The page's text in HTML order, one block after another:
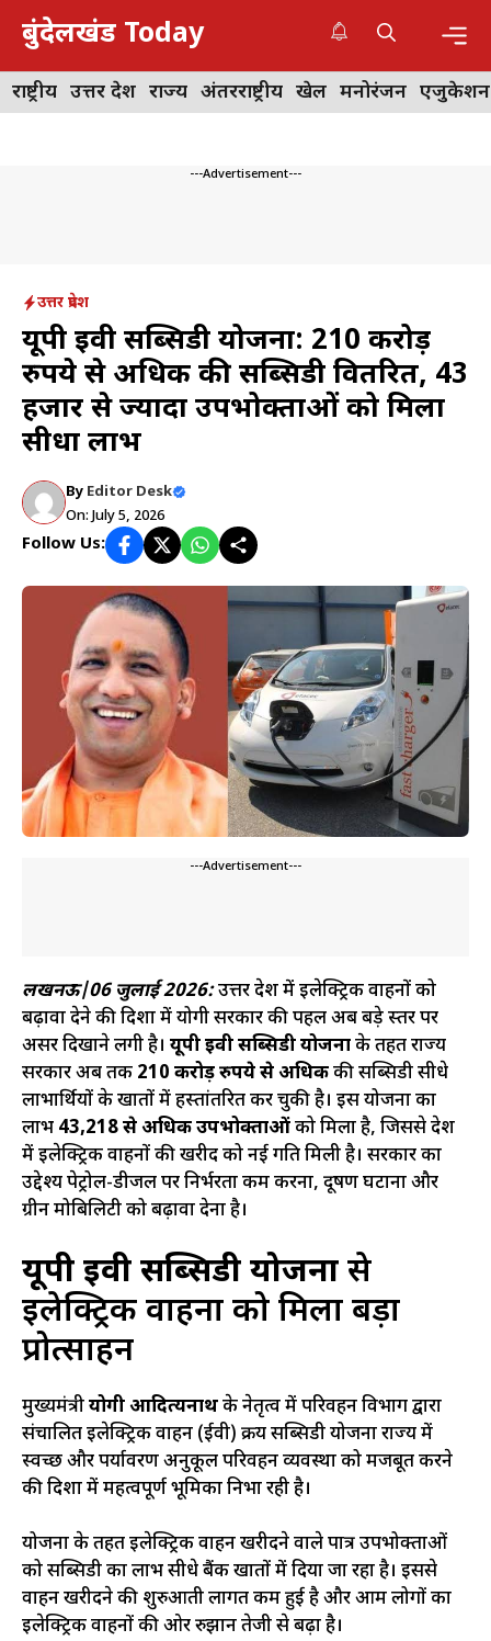
Skip
content
बुंदेलखंड Today
राष्ट्रीय उत्तर प्रदेश राज्य अंतरराष्ट्रीय खेल मनोरंजन एजुकेशन
---Advertisement---
उत्तर प्रदेश
यूपी ईवी सब्सिडी योजना: 210 करोड़
रुपये से अधिक की सब्सिडी वितरित, 43
हजार से ज्यादा उपभोक्ताओं को मिला
सीधा लाभ
By Editor Desk
On: July 5, 2026
Follow Us:
---Advertisement---
लखनऊ|06 जुलाई 2026:उत्तर प्रदेश में इलेक्ट्रिक वाहनों को
बढ़ावा देने की दिशा में योगी सरकार की पहल अब बड़े स्तर पर
असर दिखाने लगी है। यूपी ईवी सब्सिडी योजनाके तहत राज्य
सरकार अब तक 210 करोड़ रुपये से अधिककी सब्सिडी सीधे
लाभार्थियों के खातों में हस्तांतरित कर चुकी है। इस योजना का
लाभ 43,218 से अधिक उपभोक्ताओंको मिला है, जिससे प्रदेश
में इलेक्ट्रिक वाहनों की खरीद को नई गति मिली है। सरकार का
उद्देश्य पेट्रोल-डीजल पर निर्भरता कम करना, प्रदूषण घटाना और
ग्रीन मोबिलिटी को बढ़ावा देना है।
यूपी ईवी सब्सिडी योजना से
इलेक्ट्रिक वाहनों को मिला बड़ा
प्रोत्साहन
मुख्यमंत्रीयोगी आदित्यनाथके नेतृत्व में परिवहन विभाग द्वारा
संचालित इलेक्ट्रिक वाहन (ईवी) क्रय सब्सिडी योजना राज्य में
स्वच्छ और पर्यावरण अनुकूल परिवहन व्यवस्था को मजबूत करने
की दिशा में महत्वपूर्ण भूमिका निभा रही है।
योजना के तहत इलेक्ट्रिक वाहन खरीदने वाले पात्र उपभोक्ताओं
को सब्सिडी का लाभ सीधे बैंक खातों में दिया जा रहा है। इससे
वाहन खरीदने की शुरुआती लागत कम हुई है और आम लोगों का
इलेक्ट्रिक वाहनों की ओर रुझान तेजी से बढ़ा है।